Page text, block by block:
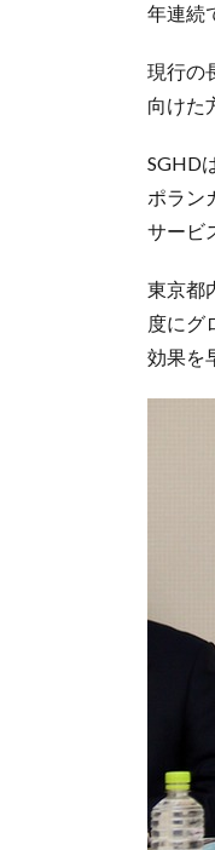
年連続
現行の
向けた
SGHD
ポラン
サービ
東京都
度にグ
効果を